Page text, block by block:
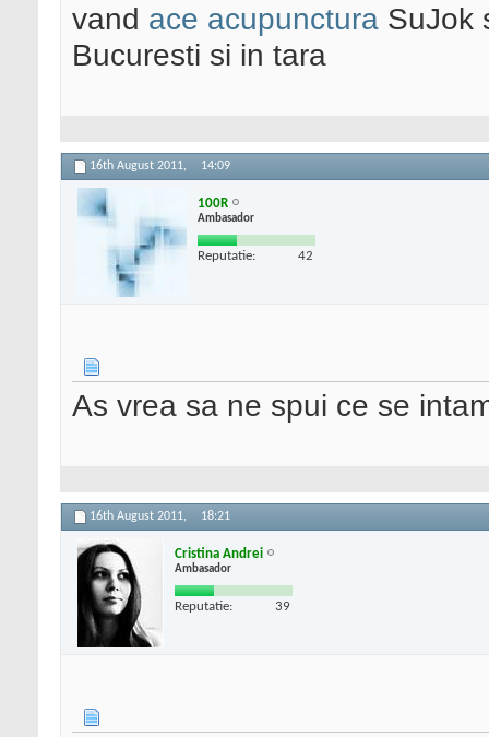
vand ace acupunctura SuJok
Bucuresti si in tara
16th August 2011, 14:09
100R
Ambasador
Reputatie: 42
As vrea sa ne spui ce se
16th August 2011, 18:21
Cristina Andrei
Ambasador
Reputatie: 39